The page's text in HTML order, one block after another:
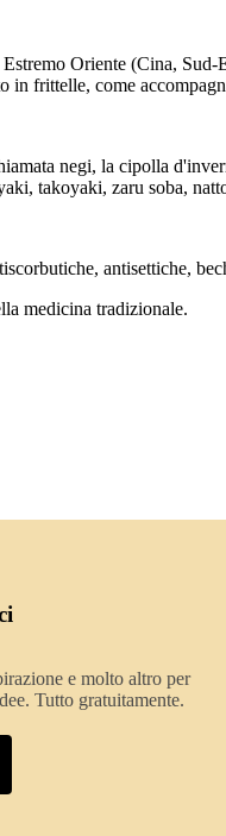
Oriente (Cina,
in frittelle, come
negi, la cipolla
takoyaki, zaru soba,
antisettiche,
medicina tradizionale.
e molto altro per
Tutto gratuitamente.